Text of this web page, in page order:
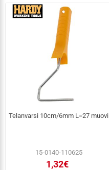
Telanvarsi 10cm/6mm L=27 muovi
15-0140-110625
1,32€